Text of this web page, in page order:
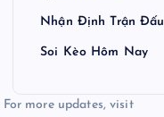
Nhận Định Trận Đấu
Soi Kèo Hôm Nay
For more updates, visit